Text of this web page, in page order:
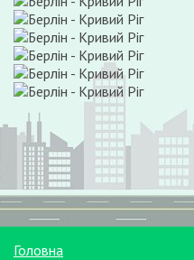
Головна